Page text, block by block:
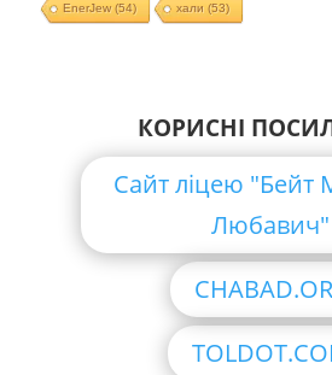
EnerJew(54) хали (53)
КОРИСНІ
Сайт ліцею "Бейт
Любавич"